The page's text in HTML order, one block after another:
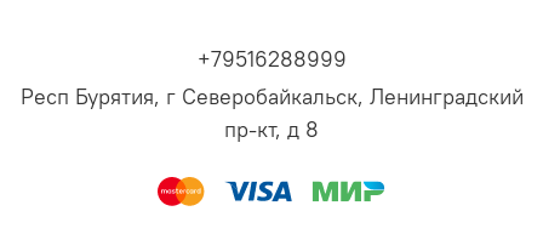
+79516288999
Респ Бурятия, г Северобайкальск, Ленинградский
пр-кт, д 8